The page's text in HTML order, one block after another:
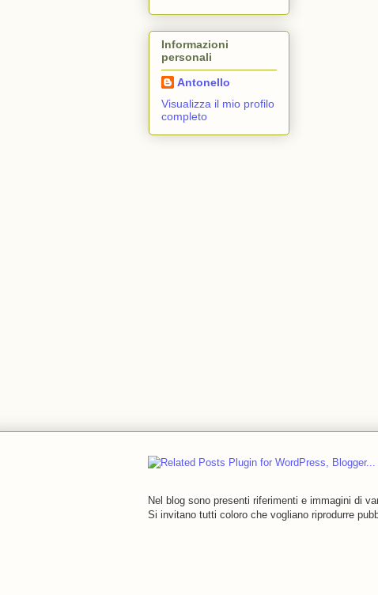
Informazioni
personali
Antonello
Visualizza il mio profilo
completo
Nel blog sono presenti riferimenti e immagini di
Si invitano tutti coloro che vogliano riprodurre